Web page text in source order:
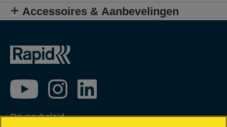
Accessoires & Aanbevelingen
Privacybeleid